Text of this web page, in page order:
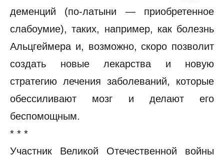
деменций (по-латыни — приобретенное
слабоумие), таких, например, как болезнь
Альцгеймера и, возможно, скоро позволит
создать новые лекарства и новую
стратегию лечения заболеваний, которые
обессиливают мозг и делают его
беспомощным.
* * *
Участник Великой Отечественной войны